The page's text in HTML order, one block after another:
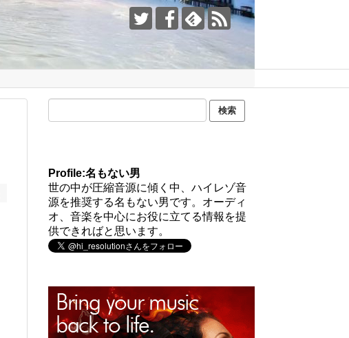
Profile:名もない男
世の中が圧縮音源に傾く中、ハイレゾ音
源を推奨する名もない男です。オーディ
オ、音楽を中心にお役に立てる情報を提
供できればと思います。